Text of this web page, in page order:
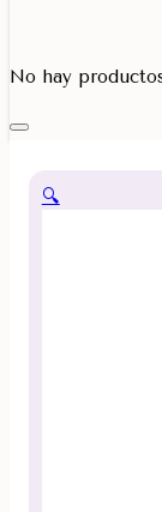
No hay
🔍